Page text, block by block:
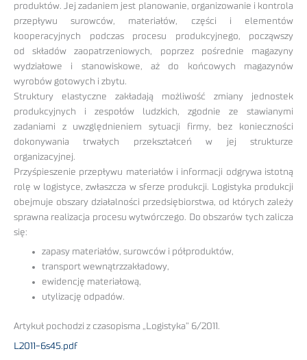
produktów. Jej zadaniem jest planowanie, organizowanie i kontrola
przepływu surowców, materiałów, części i elementów
kooperacyjnych podczas procesu produkcyjnego, począwszy
od składów zaopatrzeniowych, poprzez pośrednie magazyny
wydziałowe i stanowiskowe, aż do końcowych magazynów
wyrobów gotowych i zbytu.
Struktury elastyczne zakładają możliwość zmiany jednostek
produkcyjnych i zespołów ludzkich, zgodnie ze stawianymi
zadaniami z uwzględnieniem sytuacji firmy, bez konieczności
dokonywania trwałych przekształceń w jej strukturze
organizacyjnej.
Przyśpieszenie przepływu materiałów i informacji odgrywa istotną
rolę w logistyce, zwłaszcza w sferze produkcji. Logistyka produkcji
obejmuje obszary działalności przedsiębiorstwa, od których zależy
sprawna realizacja procesu wytwórczego. Do obszarów tych zalicza
się:
zapasy materiałów, surowców i półproduktów,
transport wewnątrzzakładowy,
ewidencję materiałową,
utylizację odpadów.
Artykuł pochodzi z czasopisma „Logistyka” 6/2011.
L2011-6s45.pdf